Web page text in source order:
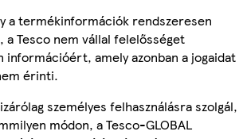
a termékinformációk rendszeresen
Tesco nem vállal felelősséget
információért, amely azonban a jogaidat
érinti.
személyes felhasználásra szolgál,
módon, a Tesco-GLOBAL